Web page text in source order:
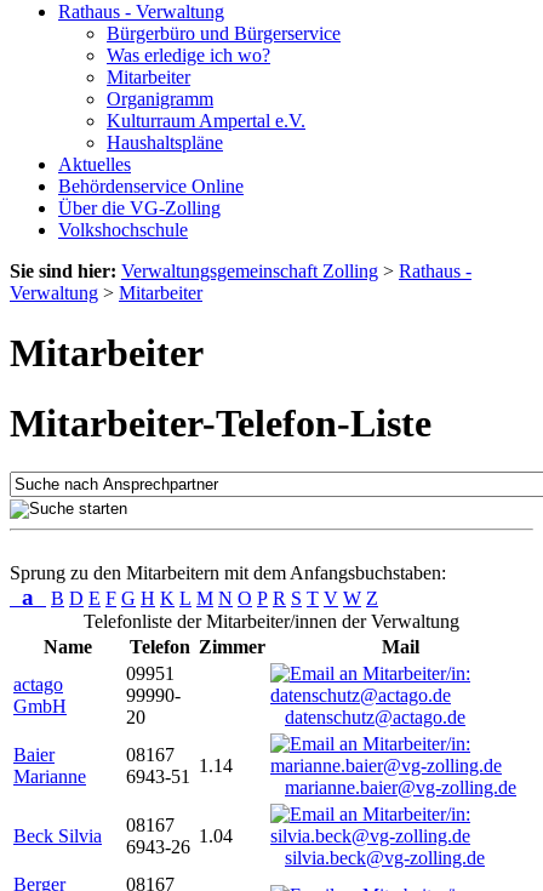
Rathaus - Verwaltung
Bürgerbüro und Bürgerservice
Was erledige ich wo?
Mitarbeiter
Organigramm
Kulturraum Ampertal e.V.
Haushaltspläne
Aktuelles
Behördenservice Online
Über die VG-Zolling
Volkshochschule
Sie sind hier: Verwaltungsgemeinschaft Zolling > Rathaus -
Verwaltung > Mitarbeiter
Mitarbeiter
Mitarbeiter-Telefon-Liste
Sprung zu den Mitarbeitern mit dem Anfangsbuchstaben:
a B D E F G H K L M N O P R S T V W Z
Telefonliste der Mitarbeiter/innen der Verwaltung
Name
Telefon Zimmer
Mail
actago
GmbH
09951
99990-
20
datenschutz@actago.de
Baier
Marianne
08167
6943-51
1.14
marianne.baier@vg-zolling.de
Beck Silvia
08167
6943-26
1.04
silvia.beck@vg-zolling.de
Berger
08167